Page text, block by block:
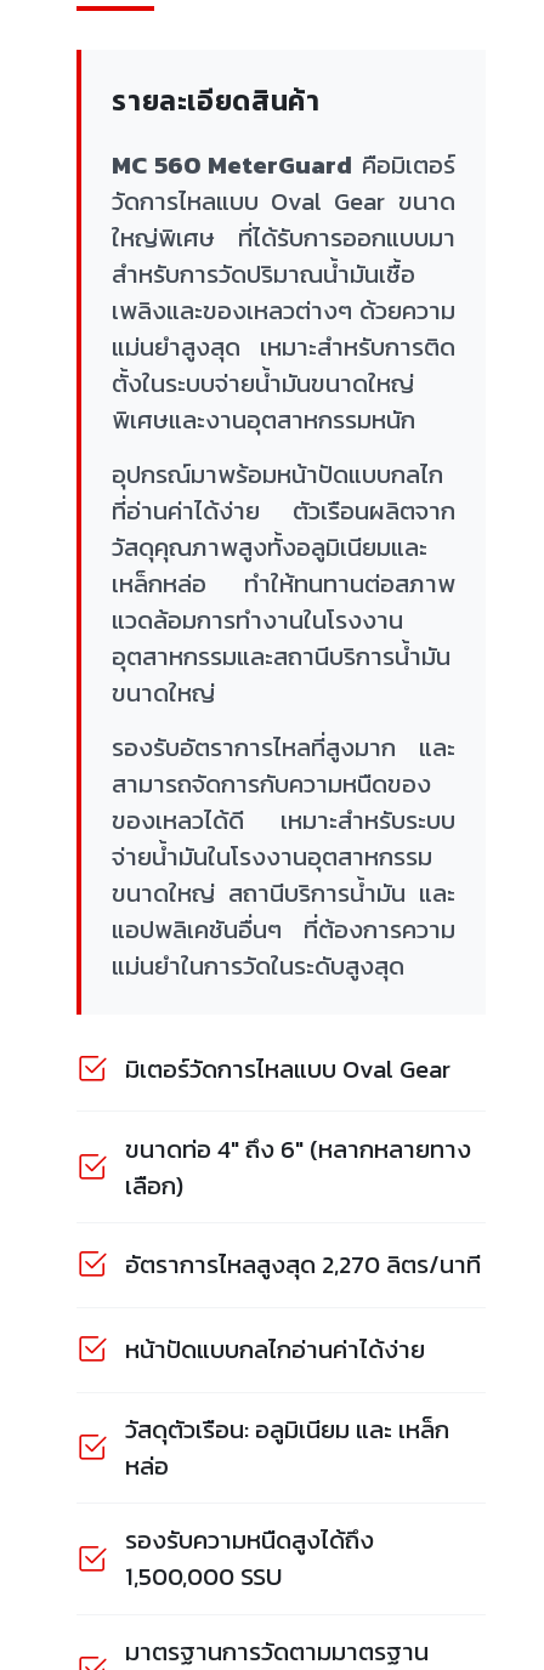
รายละเอียดสินค้า
MC 560 MeterGuard คือมิเตอร์
วัดการไหลแบบ Oval Gear ขนาด
ใหญ่พิเศษ ที่ได้รับการออกแบบมา
สำหรับการวัดปริมาณน้ำมันเชื้อ
เพลิงและของเหลวต่างๆ ด้วยความ
แม่นยำสูงสุด เหมาะสำหรับการติด
ตั้งในระบบจ่ายน้ำมันขนาดใหญ่
พิเศษและงานอุตสาหกรรมหนัก
อุปกรณ์มาพร้อมหน้าปัดแบบกลไก
ที่อ่านค่าได้ง่าย ตัวเรือนผลิตจาก
วัสดุคุณภาพสูงทั้งอลูมิเนียมและ
เหล็กหล่อ ทำให้ทนทานต่อสภาพ
แวดล้อมการทำงานในโรงงาน
อุตสาหกรรมและสถานีบริการน้ำมัน
ขนาดใหญ่
รองรับอัตราการไหลที่สูงมาก และ
สามารถจัดการกับความหนืดของ
ของเหลวได้ดี เหมาะสำหรับระบบ
จ่ายน้ำมันในโรงงานอุตสาหกรรม
ขนาดใหญ่ สถานีบริการน้ำมัน และ
แอปพลิเคชันอื่นๆ ที่ต้องการความ
แม่นยำในการวัดในระดับสูงสุด
มิเตอร์วัดการไหลแบบ Oval Gear
ขนาดท่อ 4" ถึง 6" (หลากหลายทาง
เลือก)
อัตราการไหลสูงสุด 2,270 ลิตร/นาที
หน้าปัดแบบกลไกอ่านค่าได้ง่าย
วัสดุตัวเรือน: อลูมิเนียม และ เหล็ก
หล่อ
รองรับความหนืดสูงได้ถึง
1,500,000 SSU
มาตรฐานการวัดตามมาตรฐาน